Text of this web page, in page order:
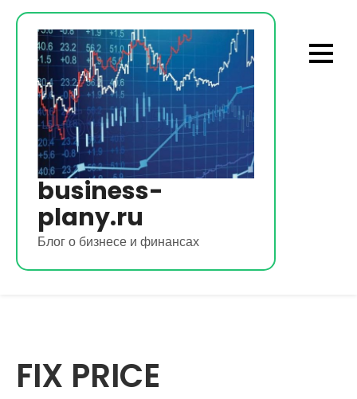
Перейти
содержимому
business-
plany.ru
Блог о бизнесе и финансах
FIX PRICE